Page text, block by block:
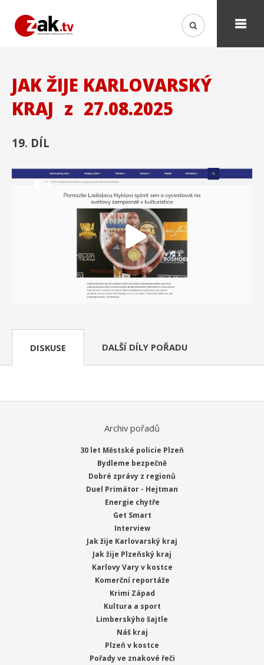
JAK ŽIJE KARLOVARSKÝ
KRAJ z 27.08.2025
19. DÍL
DISKUSE DALŠÍ DÍLY POŘADU
Archiv pořadů
30 let Městské policie Plzeň
Bydleme bezpečně
Dobré zprávy z regionů
Duel Primátor - Hejtman
Energie chytře
Get Smart
Interview
Jak žije Karlovarský kraj
Jak žije Plzeňský kraj
Karlovy Vary v kostce
Komerční reportáže
Krimi Západ
Kultura a sport
Limberskýho šajtle
Náš kraj
Plzeň v kostce
Pořady ve znakové řeči